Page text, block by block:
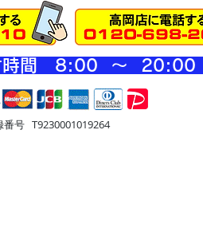
時間 8:00 ～ 20:00
番号 T9230001019264